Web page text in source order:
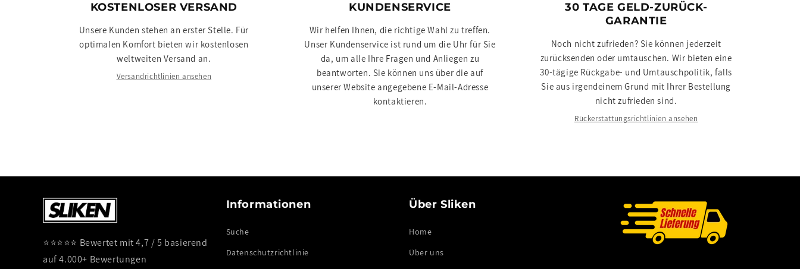
KOSTENLOSER VERSAND
Unsere Kunden stehen an erster Stelle. Für
optimalen Komfort bieten wir kostenlosen
weltweiten Versand an.
Versandrichtlinien ansehen
KUNDENSERVICE
Wir helfen Ihnen, die richtige Wahl zu treffen.
Unser Kundenservice ist rund um die Uhr für Sie
da, um alle Ihre Fragen und Anliegen zu
beantworten. Sie können uns über die auf
unserer Website angegebene E-Mail-Adresse
kontaktieren.
30 TAGE GELD-ZURÜCK-
GARANTIE
Noch nicht zufrieden? Sie können jederzeit
zurücksenden oder umtauschen. Wir bieten eine
30-tägige Rückgabe- und Umtauschpolitik, falls
Sie aus irgendeinem Grund mit Ihrer Bestellung
nicht zufrieden sind.
Rückerstattungsrichtlinien ansehen
⭐⭐⭐⭐⭐ Bewertet mit 4,7 / 5 basierend
auf 4.000+ Bewertungen
Informationen
Suche
Datenschutzrichtlinie
Über Sliken
Home
Über uns